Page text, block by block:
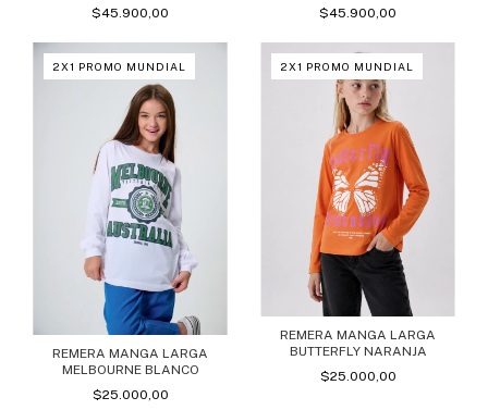
$45.900,00 $45.900,00
2X1 PROMO MUNDIAL
REMERA MANGA LARGA
MELBOURNE BLANCO
$25.000,00
2X1 PROMO MUNDIAL
REMERA MANGA LARGA
BUTTERFLY NARANJA
$25.000,00